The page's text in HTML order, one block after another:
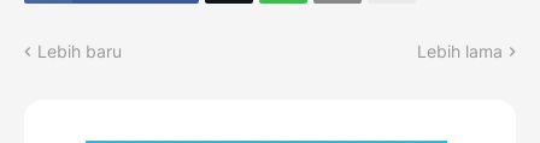
Lebih baru Lebih lama